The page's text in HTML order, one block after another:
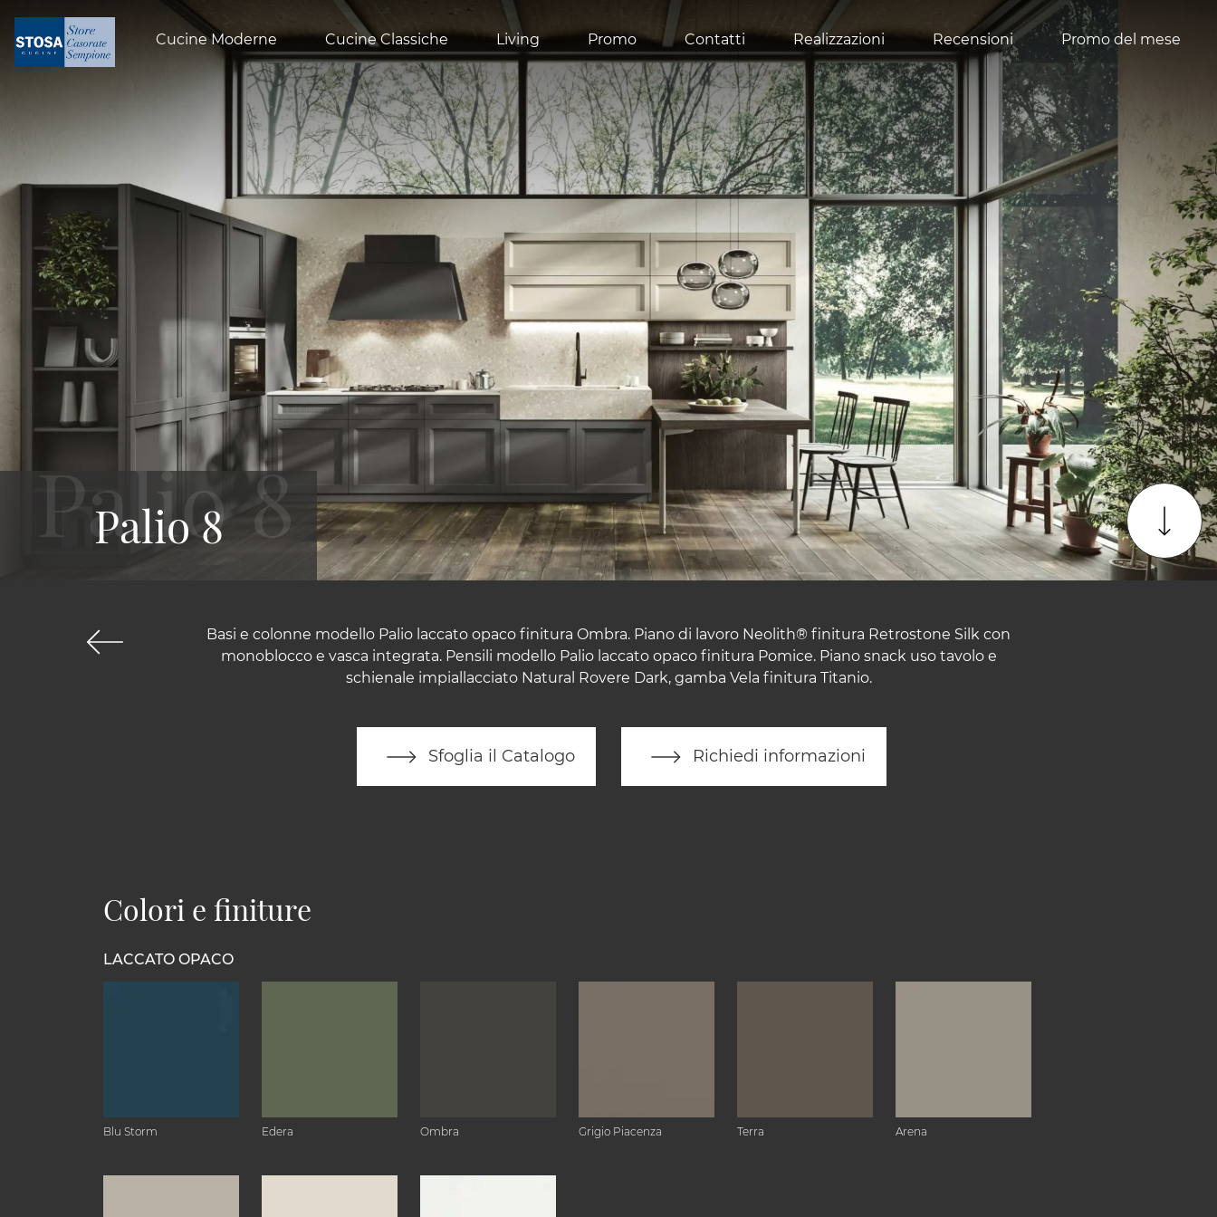
Cucine Moderne Cucine Classiche Living Promo Contatti Realizzazioni Recensioni Promo del mese
Basi e colonne modello Palio laccato opaco finitura Ombra. Piano di lavoro Neolith® finitura Retrostone Silk con
monoblocco e vasca integrata. Pensili modello Palio laccato opaco finitura Pomice. Piano snack uso tavolo e
schienale impiallacciato Natural Rovere Dark, gamba Vela finitura Titanio.
Sfoglia il Catalogo Richiedi informazioni
Palio 8
Colori e finiture
LACCATO OPACO
Blu Storm Edera Ombra Grigio Piacenza Terra Arena